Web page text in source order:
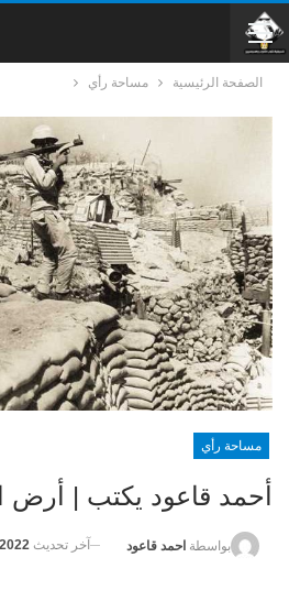
الصفحة الرئيسية مساحة رأي
مساحة رأي
أحمد قاعود يكتب | أرض
بواسطة احمد قاعود آخر تحديث